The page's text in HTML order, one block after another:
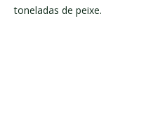
toneladas de peixe.